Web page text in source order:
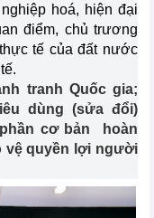
hoá, hiện đại
điểm, chủ trương
tế của đất nước
tranh Quốc gia;
dùng (sửa đổi)
cơ bản hoàn
vệ quyền lợi người